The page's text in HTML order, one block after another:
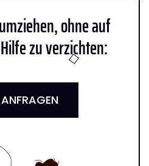
ohne auf
zu verzichten: